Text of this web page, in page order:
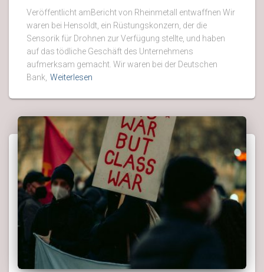
Veröffentlicht amBericht von Rheinmetall entwaffnen Wir
waren bei Hensoldt, ein Rüstungskonzern, der die
Sensorik für Drohnen zur Verfügung stellte, und haben
auf das tödliche Geschäft des Unternehmens
aufmerksam gemacht. Wir waren bei der Deutschen
Bank, Weiterlesen